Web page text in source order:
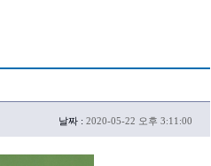
날짜 : 2020-05-22 오후 3:11:00